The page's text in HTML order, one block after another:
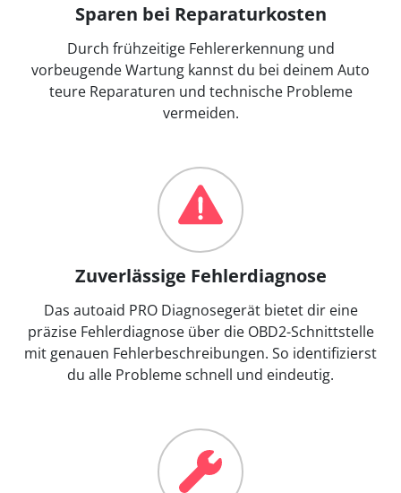
Sparen bei Reparaturkosten
Durch frühzeitige Fehlererkennung und
vorbeugende Wartung kannst du bei deinem Auto
teure Reparaturen und technische Probleme
vermeiden.
Zuverlässige Fehlerdiagnose
Das autoaid PRO Diagnosegerät bietet dir eine
präzise Fehlerdiagnose über die OBD2-Schnittstelle
mit genauen Fehlerbeschreibungen. So identifizierst
du alle Probleme schnell und eindeutig.